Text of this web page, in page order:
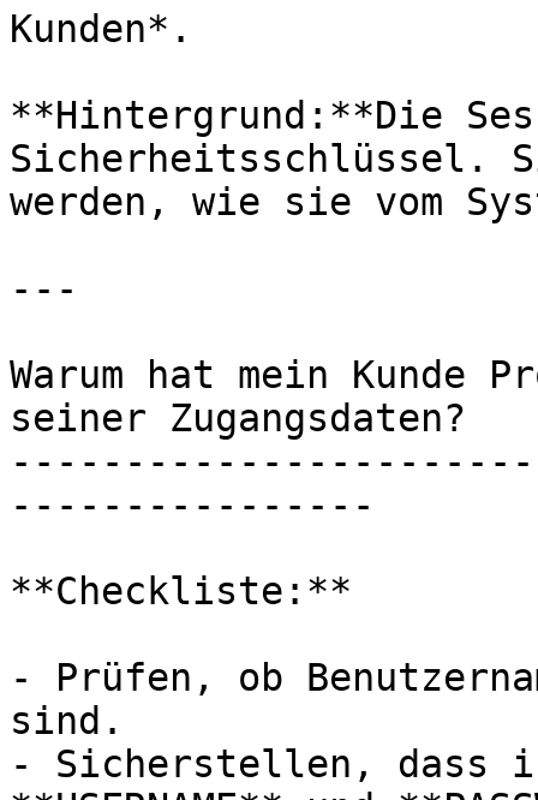
Kunden*.
**Hintergrund:**Die
Sicherheitsschlüssel.
werden, wie sie vom
---
Warum hat mein Kunde
seiner Zugangsdaten?
----------------
**Checkliste:**
- Prüfen, ob
sind.
- Sicherstellen, dass